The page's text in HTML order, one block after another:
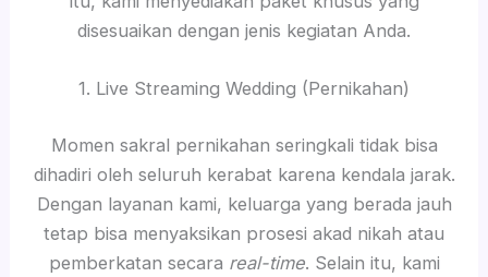
disesuaikan dengan jenis kegiatan Anda.
1. Live Streaming Wedding (Pernikahan)
Momen sakral pernikahan seringkali tidak bisa
dihadiri oleh seluruh kerabat karena kendala jarak.
Dengan layanan kami, keluarga yang berada jauh
tetap bisa menyaksikan prosesi akad nikah atau
pemberkatan secara real-time. Selain itu, kami